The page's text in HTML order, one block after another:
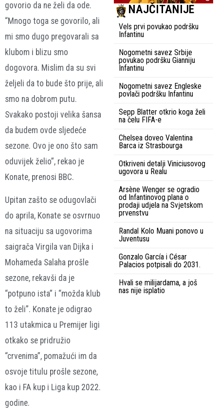
govorio da ne želi da ode.
“Mnogo toga se govorilo, ali
mi smo dugo pregovarali sa
klubom i blizu smo
dogovora. Mislim da su svi
željeli da to bude što prije, ali
smo na dobrom putu.
Svakako postoji velika šansa
da budem ovde sljedeće
sezone. Ovo je ono što sam
oduvijek želio”, rekao je
Konate, prenosi BBC.
Upitan zašto se odugovlači
do aprila, Konate se osvrnuo
na situaciju sa ugovorima
saigrača Virgila van Dijka i
Mohameda Salaha prošle
sezone, rekavši da je
“potpuno ista” i “možda klub
to želi”. Konate je odigrao
113 utakmica u Premijer ligi
otkako se pridružio
“crvenima”, pomažući im da
osvoje titulu prošle sezone,
kao i FA kup i Liga kup 2022.
godine.
NAJČITANIJE
Vels prvi povukao podršku
Infantinu
Nogometni savez Srbije
povukao podršku Gianniju
Infantinu
Nogometni savez Engleske
povlači podršku Infantinu
Sepp Blatter otkrio koga želi
na čelu FIFA-e
Chelsea doveo Valentina
Barca iz Strasbourga
Otkriveni detalji Viniciusovog
ugovora u Realu
Arsène Wenger se ogradio
od Infantinovog plana o
prodaji udjela na Svjetskom
prvenstvu
Randal Kolo Muani ponovo u
Juventusu
Gonzalo García i César
Palacios potpisali do 2031.
Hvali se milijardama, a još
nas nije isplatio